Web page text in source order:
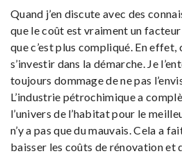
Quand j’en discute avec des
que le coût est vraiment un
que c’est plus compliqué. En effet,
s’investir dans la démarche. Je
toujours dommage de ne pas
L’industrie pétrochimique a
l’univers de l’habitat pour le
n’y a pas que du mauvais. Cela a
baisser les coûts de rénovation et